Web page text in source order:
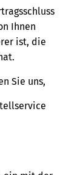
Ihnen
ist, die
Sie uns,